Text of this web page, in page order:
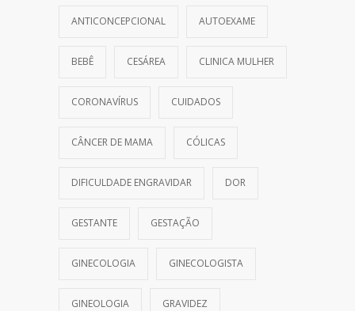
ANTICONCEPCIONAL AUTOEXAME
BEBÊ CESÁREA CLINICA MULHER
CORONAVÍRUS CUIDADOS
CÂNCER DE MAMA CÓLICAS
DIFICULDADE ENGRAVIDAR DOR
GESTANTE GESTAÇÃO
GINECOLOGIA GINECOLOGISTA
GINEOLOGIA GRAVIDEZ